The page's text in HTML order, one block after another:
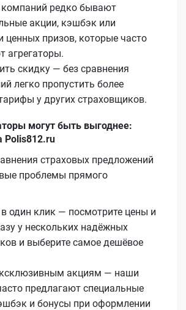
компаний редко бывают
акции, кэшбэк или
призов, которые часто
агрегаторы.
скидку — без сравнения
легко пропустить более
у других страховщиков.
могут быть выгоднее:
Polis812.ru
страховых предложений
проблемы прямого
один клик — посмотрите цены и
у нескольких надёжных
и выберите самое дешёвое
акциям — наши
предлагают специальные
и бонусы при оформлении